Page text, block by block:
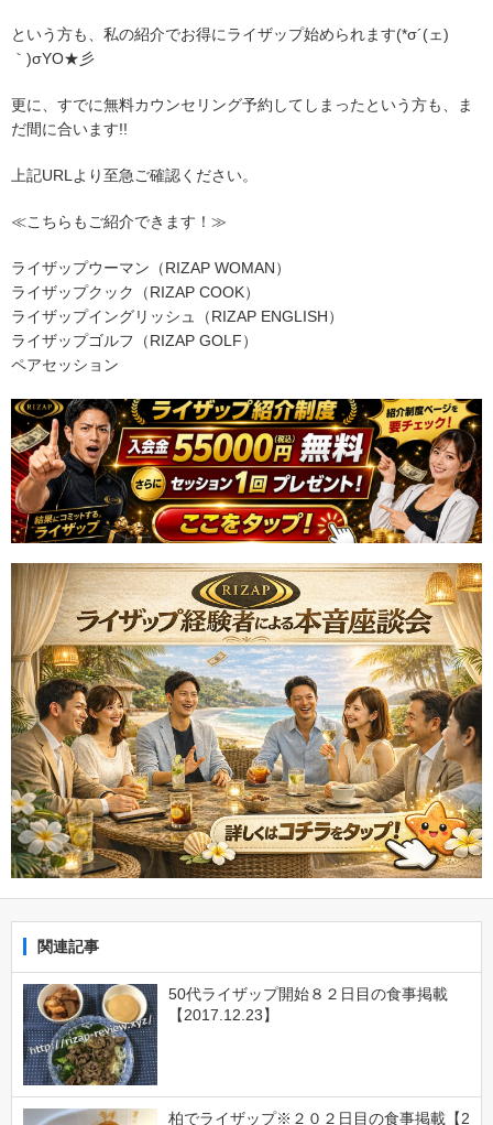
という方も、私の紹介でお得にライザップ始められます(*σ´(ェ)
｀)σYO★彡
更に、すでに無料カウンセリング予約してしまったという方も、ま
だ間に合います!!
上記URLより至急ご確認ください。
≪こちらもご紹介できます！≫
ライザップウーマン（RIZAP WOMAN）
ライザップクック（RIZAP COOK）
ライザップイングリッシュ（RIZAP ENGLISH）
ライザップゴルフ（RIZAP GOLF）
ペアセッション
関連記事
50代ライザップ開始８２日目の食事掲載
【2017.12.23】
柏でライザップ※２０２日目の食事掲載【2